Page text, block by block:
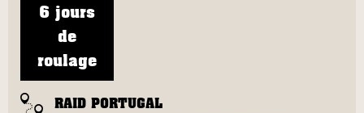
6 jours
de
roulage
RAID PORTUGAL